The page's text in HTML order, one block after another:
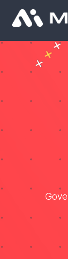
이벤트 & 세미
블로그
자료실